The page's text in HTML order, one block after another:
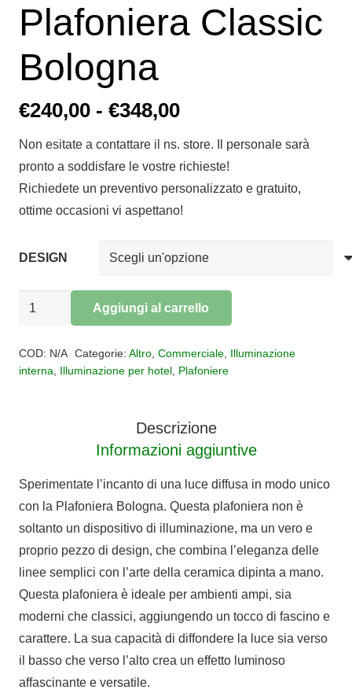
Plafoniera Classic
Bologna
€240,00 - €348,00Fascia
prezzo:
da
€240,00
a
€348,00
Non esitate a contattare il ns. store. Il personale sarà
pronto a soddisfare le vostre richieste!
Richiedete un preventivo personalizzato e gratuito,
ottime occasioni vi aspettano!
DESIGN
Plafoniera
quantità
Aggiungi al carrello
COD: N/A Categorie: Altro, Commerciale, Illuminazione
interna
Illuminazione per hotel Plafoniere
Descrizione
Informazioni aggiuntive
Sperimentate l’incanto di una luce diffusa in modo unico
con la Plafoniera Bologna. Questa plafoniera non è
soltanto un dispositivo di illuminazione, ma un vero e
proprio pezzo di design, che combina l’eleganza delle
linee semplici con l’arte della ceramica dipinta a mano.
Questa plafoniera è ideale per ambienti ampi, sia
moderni che classici, aggiungendo un tocco di fascino e
carattere. La sua capacità di diffondere la luce sia verso
il basso che verso l’alto crea un effetto luminoso
affascinante e versatile.